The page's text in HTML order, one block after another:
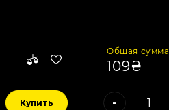
Купить
Общая сумма
109₴
-